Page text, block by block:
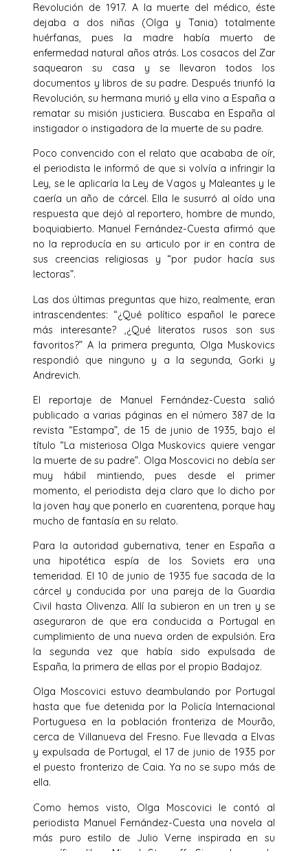
Revolución de 1917. A la muerte del médico, éste
dejaba a dos niñas (Olga y Tania) totalmente
huérfanas, pues la madre había muerto de
enfermedad natural años atrás. Los cosacos del Zar
saquearon su casa y se llevaron todos los
documentos y libros de su padre. Después triunfó la
Revolución, su hermana murió y ella vino a España a
rematar su misión justiciera. Buscaba en España al
instigador o instigadora de la muerte de su padre.
Poco convencido con el relato que acababa de oír,
el periodista le informó de que si volvía a infringir la
Ley, se le aplicaría la Ley de Vagos y Maleantes y le
caería un año de cárcel. Ella le susurró al oído una
respuesta que dejó al reportero, hombre de mundo,
boquiabierto. Manuel Fernández-Cuesta afirmó que
no la reproducía en su articulo por ir en contra de
sus creencias religiosas y “por pudor hacía sus
lectoras”.
Las dos últimas preguntas que hizo, realmente, eran
intrascendentes: “¿Qué político español le parece
más interesante? ,¿Qué literatos rusos son sus
favoritos?” A la primera pregunta, Olga Muskovics
respondió que ninguno y a la segunda, Gorki y
Andrevich.
El reportaje de Manuel Fernández-Cuesta salió
publicado a varias páginas en el número 387 de la
revista “Estampa”, de 15 de junio de 1935, bajo el
título “La misteriosa Olga Muskovics quiere vengar
la muerte de su padre”. Olga Moscovici no debía ser
muy hábil mintiendo, pues desde el primer
momento, el periodista deja claro que lo dicho por
la joven hay que ponerlo en cuarentena, porque hay
mucho de fantasía en su relato.
Para la autoridad gubernativa, tener en España a
una hipotética espía de los Soviets era una
temeridad. El 10 de junio de 1935 fue sacada de la
cárcel y conducida por una pareja de la Guardia
Civil hasta Olivenza. Allí la subieron en un tren y se
aseguraron de que era conducida a Portugal en
cumplimiento de una nueva orden de expulsión. Era
la segunda vez que había sido expulsada de
España, la primera de ellas por el propio Badajoz.
Olga Moscovici estuvo deambulando por Portugal
hasta que fue detenida por la Policía Internacional
Portuguesa en la población fronteriza de Mourão,
cerca de Villanueva del Fresno. Fue llevada a Elvas
y expulsada de Portugal, el 17 de junio de 1935 por
el puesto fronterizo de Caia. Ya no se supo más de
ella.
Como hemos visto, Olga Moscovici le contó al
periodista Manuel Fernández-Cuesta una novela al
más puro estilo de Julio Verne inspirada en su